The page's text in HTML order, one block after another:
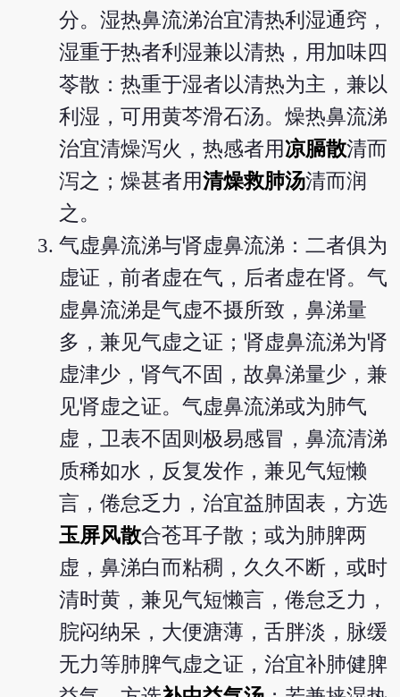
分。湿热鼻流涕治宜清热利湿通窍，
湿重于热者利湿兼以清热，用加味四
苓散：热重于湿者以清热为主，兼以
利湿，可用黄芩滑石汤。燥热鼻流涕
治宜清燥泻火，热感者用凉膈散清而
泻之；燥甚者用清燥救肺汤清而润
之。
气虚鼻流涕与肾虚鼻流涕：二者俱为
虚证，前者虚在气，后者虚在肾。气
虚鼻流涕是气虚不摄所致，鼻涕量
多，兼见气虚之证；肾虚鼻流涕为肾
虚津少，肾气不固，故鼻涕量少，兼
见肾虚之证。气虚鼻流涕或为肺气
虚，卫表不固则极易感冒，鼻流清涕
质稀如水，反复发作，兼见气短懒
言，倦怠乏力，治宜益肺固表，方选
玉屏风散合苍耳子散；或为肺脾两
虚，鼻涕白而粘稠，久久不断，或时
清时黄，兼见气短懒言，倦怠乏力，
脘闷纳呆，大便溏薄，舌胖淡，脉缓
无力等肺脾气虚之证，治宜补肺健脾